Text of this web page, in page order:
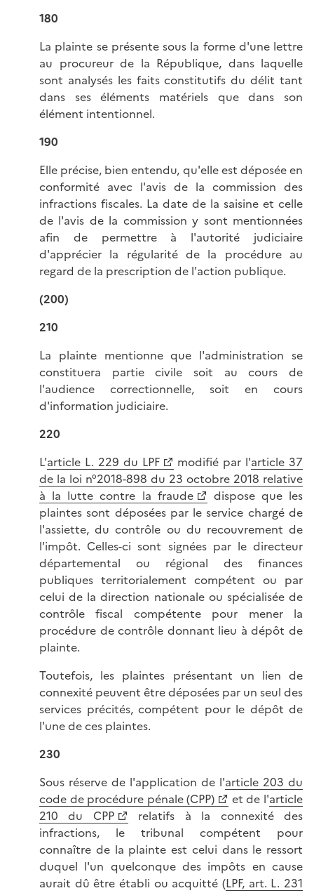
180
La plainte se présente sous la forme d'une lettre
au procureur de la République, dans laquelle
sont analysés les faits constitutifs du délit tant
dans ses éléments matériels que dans son
élément intentionnel.
190
Elle précise, bien entendu, qu'elle est déposée en
conformité avec l'avis de la commission des
infractions fiscales. La date de la saisine et celle
de l'avis de la commission y sont mentionnées
afin de permettre à l'autorité judiciaire
d'apprécier la régularité de la procédure au
regard de la prescription de l'action publique.
(200)
210
La plainte mentionne que l'administration se
constituera partie civile soit au cours de
l'audience correctionnelle, soit en cours
d'information judiciaire.
220
L'article L. 229 du LPF modifié par l'article 37
de la loi n°2018-898 du 23 octobre 2018 relative
à la lutte contre la fraude
dispose que les
plaintes sont déposées par le service chargé de
l'assiette, du contrôle ou du recouvrement de
l'impôt. Celles-ci sont signées par le directeur
départemental ou régional des finances
publiques territorialement compétent ou par
celui de la direction nationale ou spécialisée de
contrôle fiscal compétente pour mener la
procédure de contrôle donnant lieu à dépôt de
plainte.
Toutefois, les plaintes présentant un lien de
connexité peuvent être déposées par un seul des
services précités, compétent pour le dépôt de
l'une de ces plaintes.
230
Sous réserve de l'application de l'article 203 du
code de procédure pénale (CPP)
et de l'article
210 du CPP
relatifs à la connexité des
infractions, le tribunal compétent pour
connaître de la plainte est celui dans le ressort
duquel l'un quelconque des impôts en cause
aurait dû être établi ou acquitté (LPF, art. L. 231